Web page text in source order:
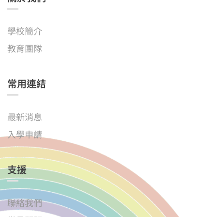
學校簡介
教育團隊
常用連結
最新消息
入學申請
支援
聯絡我們